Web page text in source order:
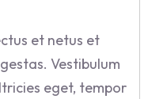
et netus et
Vestibulum
eget, tempor